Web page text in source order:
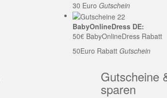
30 Euro Gutschein
BabyOnlineDress DE:
50€ BabyOnlineDress Rabatt
50Euro Rabatt Gutschein
Gutscheine
sparen